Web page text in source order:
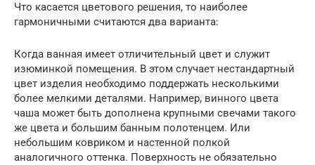
Что касается цветового решения, то наиболее
гармоничными считаются два варианта:
Когда ванная имеет отличительный цвет и служит
изюминкой помещения. В этом случает нестандартный
цвет изделия необходимо поддержать несколькими
более мелкими деталями. Например, винного цвета
чаша может быть дополнена крупными свечами такого
же цвета и большим банным полотенцем. Или
небольшим ковриком и настенной полкой
аналогичного оттенка. Поверхность не обязательно